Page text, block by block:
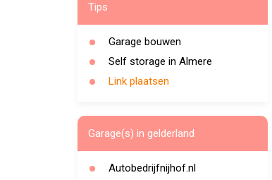
Tips
Garage bouwen
Self storage in Almere
Link plaatsen
Garage(s) in gelderland
Autobedrijfnijhof.nl